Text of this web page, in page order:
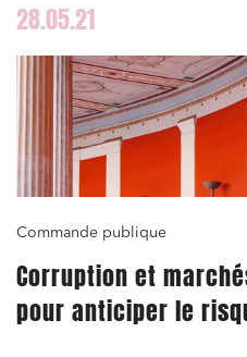
28.05.21
Commande publique
Corruption et
pour anticiper le